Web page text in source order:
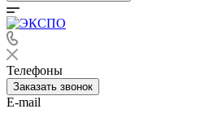
Телефоны
Заказать звонок
E-mail